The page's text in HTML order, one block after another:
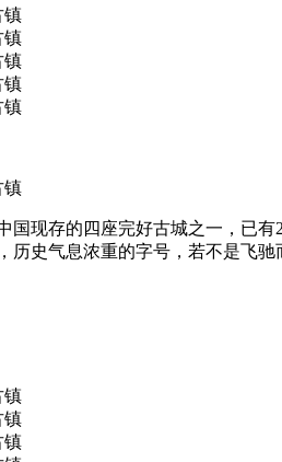
现存的四座完好古城之一，已有
史气息浓重的字号，若不是飞